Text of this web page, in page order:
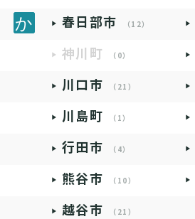
春日部市 （12）
神川町 （0）
川口市 （21）
川島町 （1）
行田市 （4）
熊谷市 （10）
越谷市 （21）